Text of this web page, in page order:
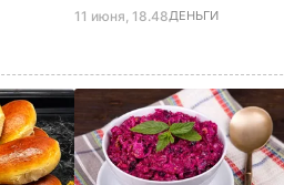
11 июня, 18.48ДЕНЬГИ